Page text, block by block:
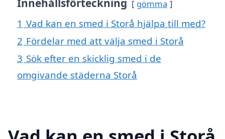
Innehållsförteckning gömma
1 Vad kan en smed i Storå hjälpa till med?
2 Fördelar med att välja smed i Storå
3 Sök efter en skicklig smed i de
omgivande städerna Storå